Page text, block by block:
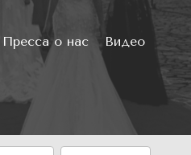
Пресса о нас Видео